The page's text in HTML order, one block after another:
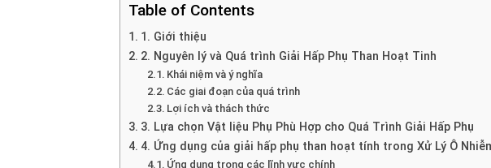
Table of Contents
1. Giới thiệu
2. Nguyên lý và Quá trình Giải Hấp Phụ Than Hoạt Tinh
Khái niệm và ý nghĩa
Các giai đoạn của quá trình
Lợi ích và thách thức
3. Lựa chọn Vật liệu Phụ Phù Hợp cho Quá Trình Giải Hấp Phụ
4. Ứng dụng của giải hấp phụ than hoạt tính trong Xử Lý Ô
Ứng dụng trong các lĩnh vực chính